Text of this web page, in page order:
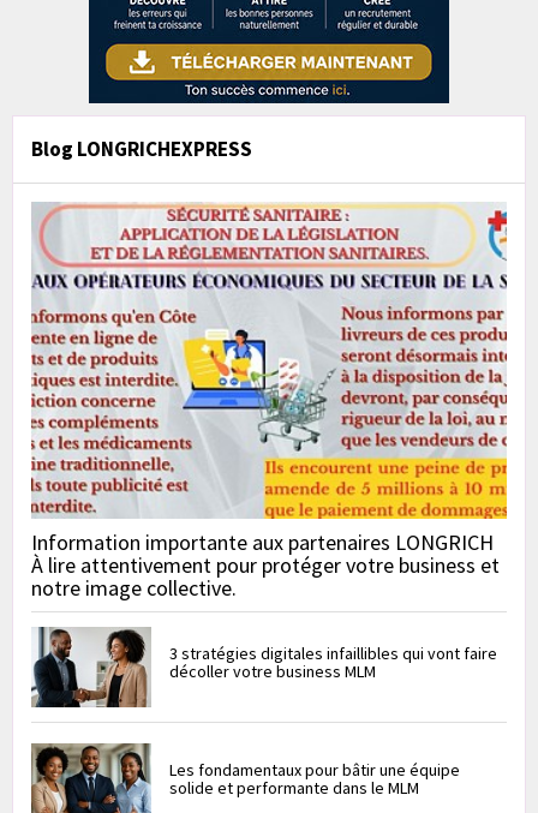
Blog LONGRICHEXPRESS
Information importante aux partenaires LONGRICH
À lire attentivement pour protéger votre business et
notre image collective.
3 stratégies digitales infaillibles qui vont faire
décoller votre business MLM
Les fondamentaux pour bâtir une équipe
solide et performante dans le MLM